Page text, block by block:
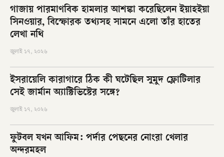
গাজায় পারমাণবিক হামলার আশঙ্কা করেছিলেন ইয়াহইয়া
সিনওয়ার, বিস্ফোরক তথ্যসহ সামনে এলো তাঁর হাতের
লেখা নথি
জুলাই ১৭, ২০২৬
ইসরায়েলি কারাগারে ঠিক কী ঘটেছিল সুমুদ ফ্লোটিলার
সেই জার্মান অ্যাক্টিভিস্টের সঙ্গে?
জুলাই ১৭, ২০২৬
ফুটবল যখন আফিম: পর্দার পেছনের নোংরা খেলার
অন্দরমহল